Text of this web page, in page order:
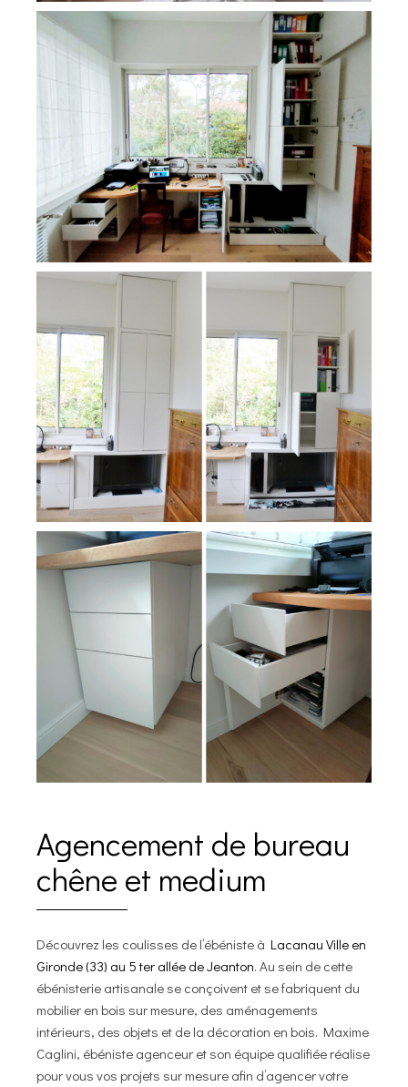
Agencement de bureau
chêne et medium
Découvrez les coulisses de l’ébéniste à Lacanau Ville en
Gironde (33) au 5 ter allée de Jeanton. Au sein de cette
ébénisterie artisanale se conçoivent et se fabriquent du
mobilier en bois sur mesure, des aménagements
intérieurs, des objets et de la décoration en bois. Maxime
Caglini, ébéniste agenceur et son équipe qualifiée réalise
pour vous vos projets sur mesure afin d’agencer votre